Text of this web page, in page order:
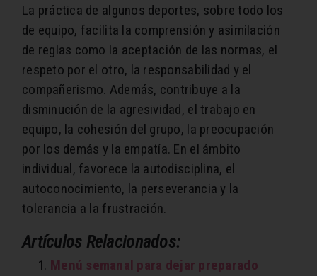
La práctica de algunos deportes, sobre todo los
de equipo, facilita la comprensión y asimilación
de reglas como la aceptación de las normas, el
respeto por el otro, la responsabilidad y el
compañerismo. Además, contribuye a la
disminución de la agresividad, el trabajo en
equipo, la cohesión del grupo, la preocupación
por los demás y la empatía. En el ámbito
individual, favorece la autodisciplina, el
autoconocimiento, la perseverancia y la
tolerancia a la frustración.
Artículos Relacionados:
Menú semanal para dejar preparado